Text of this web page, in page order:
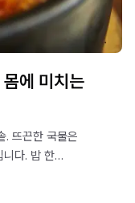
에 미치는
. 뜨끈한 국물은
니다. 밥 한
이 보내는